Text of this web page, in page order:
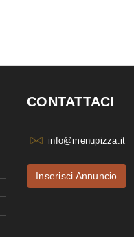
CONTATTACI
info@menupizza.it
Inserisci Annuncio